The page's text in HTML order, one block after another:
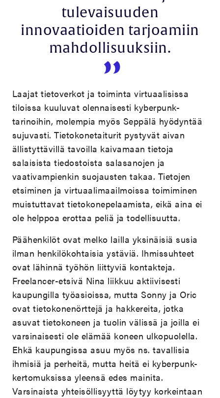
tulevaisuuden
innovaatioiden tarjoamiin
mahdollisuuksiin.
Laajat tietoverkot ja toiminta virtuaalisissa
tiloissa kuuluvat olennaisesti kyberpunk-
tarinoihin, molempia myös Seppälä hyödyntää
sujuvasti. Tietokonetaiturit pystyvät aivan
ällistyttävillä tavoilla kaivamaan tietoja
salaisista tiedostoista salasanojen ja
vaativampienkin suojausten takaa. Tietojen
etsiminen ja virtuaalimaailmoissa toimiminen
muistuttavat tietokonepelaamista, eikä aina ei
ole helppoa erottaa peliä ja todellisuutta.
Päähenkilöt ovat melko lailla yksinäisiä susia
ilman henkilökohtaisia ystäviä. Ihmissuhteet
ovat lähinnä työhön liittyviä kontakteja.
Freelancer-etsivä Nina liikkuu aktiivisesti
kaupungilla työasioissa, mutta Sonny ja Oric
ovat tietokonenörttejä ja hakkereita, jotka
asuvat tietokoneen ja tuolin välissä ja joilla ei
varsinaisesti ole elämää koneen ulkopuolella.
Ehkä kaupungissa asuu myös ns. tavallisia
ihmisiä ja perheitä, mutta heitä ei kyberpunk-
kertomuksissa yleensä edes mainita.
Varsinaista yhteisöllisyyttä löytyy korkeintaan